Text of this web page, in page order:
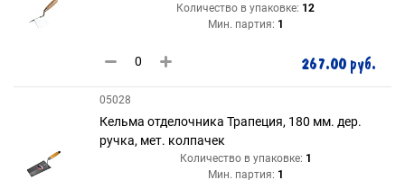
Количество в упаковке: 12
Мин. партия: 1
267.00 руб.
05028
Кельма отделочника Трапеция, 180 мм. дер.
ручка, мет. колпачек
Количество в упаковке: 1
Мин. партия: 1